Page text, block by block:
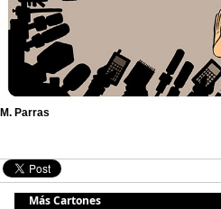
M. Parras
Más Cartones